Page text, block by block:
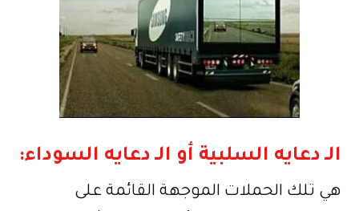
الـ دعايه السلبية أو الـ دعايه السوداء:
هي تلك الحملات الموجهة القائمة على